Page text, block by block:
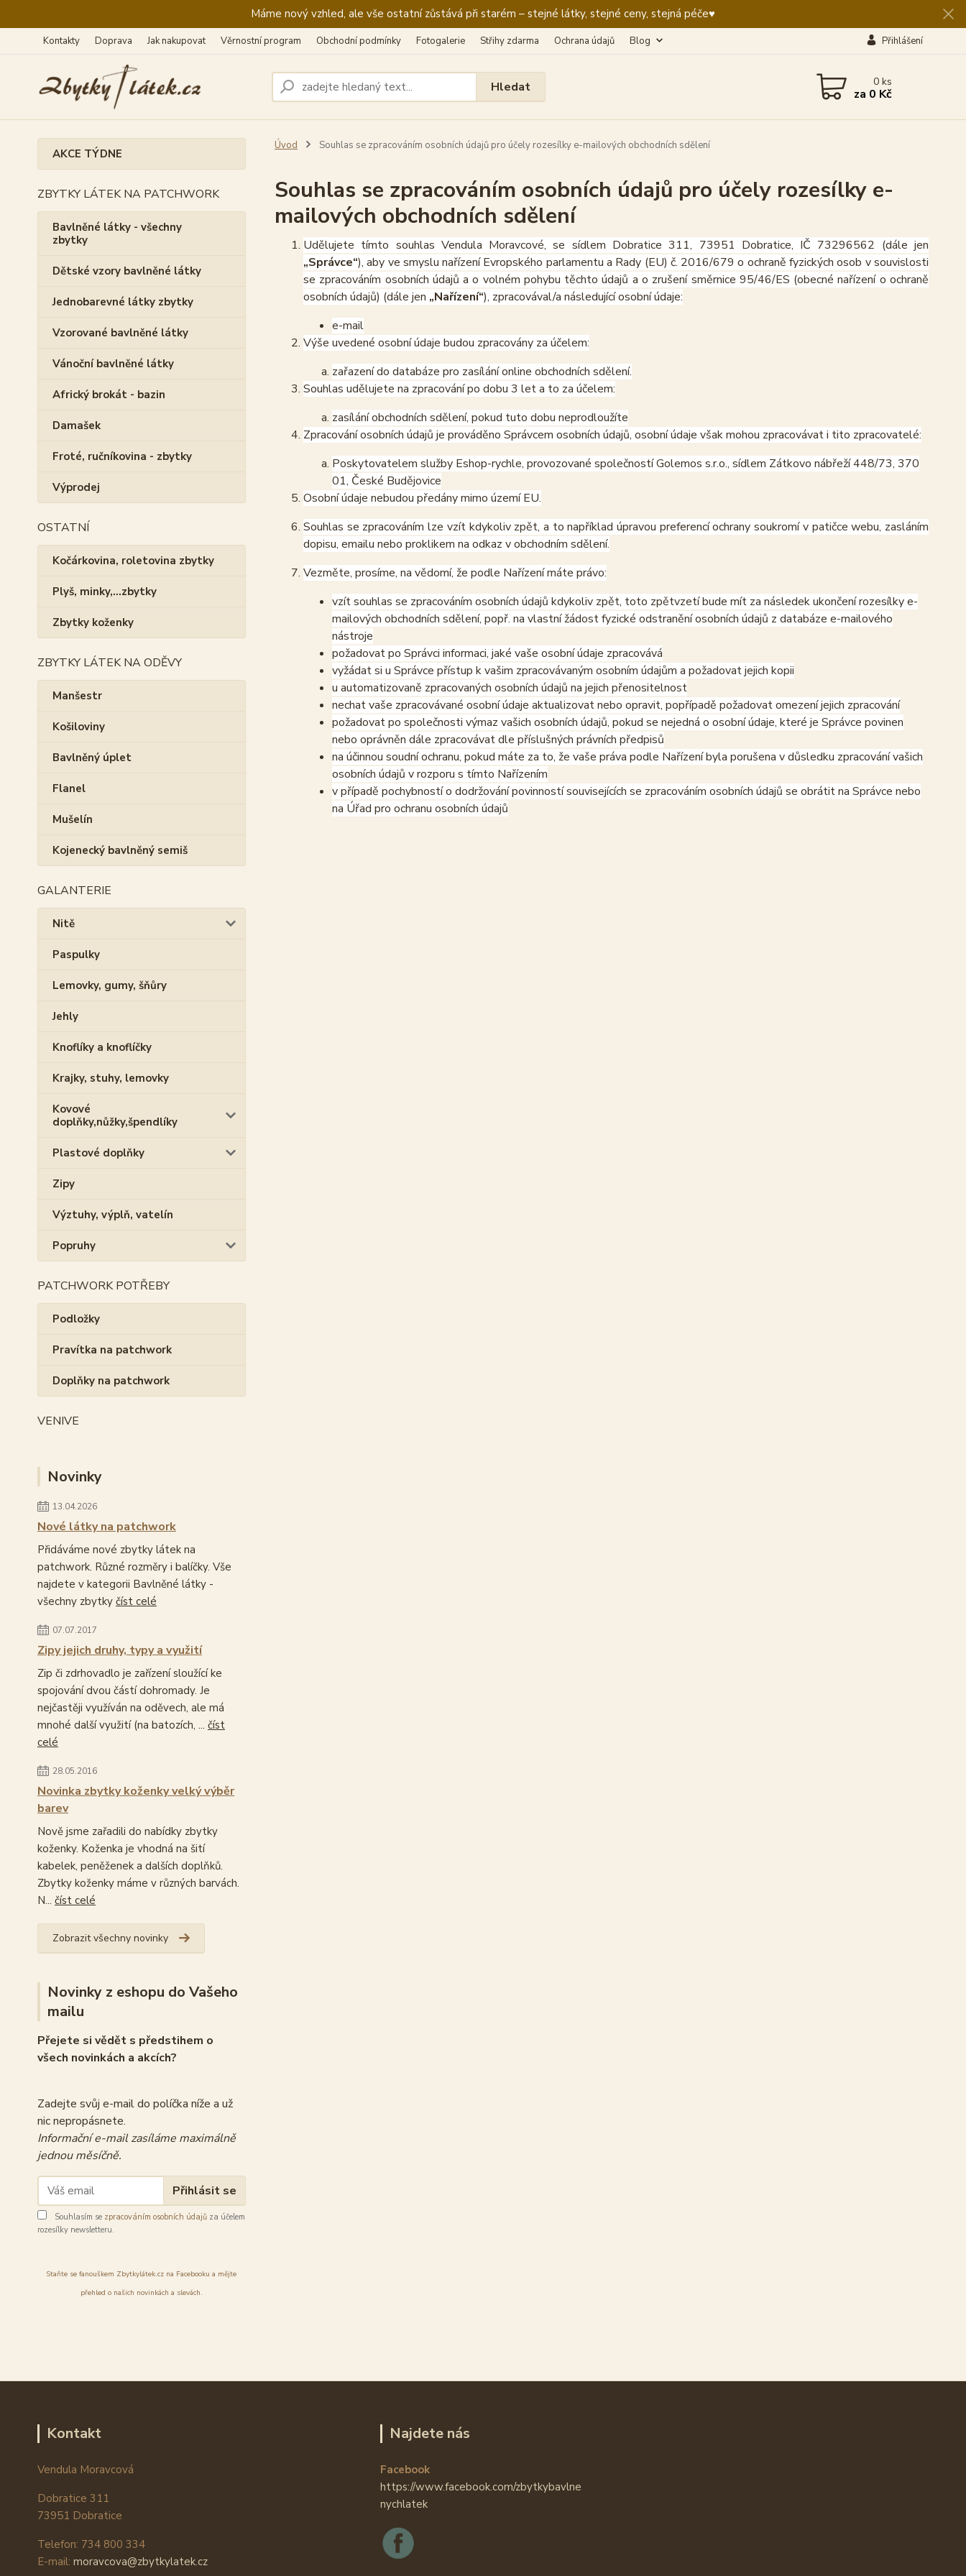
Máme nový vzhled, ale vše ostatní zůstává při starém – stejné látky, stejné ceny, stejná péče♥️
Kontakty Doprava Jak nakupovat Věrnostní program Obchodní podmínky Fotogalerie Střihy zdarma Ochrana údajů Blog Přihlášení
Hledat 0ks
za 0 Kč
AKCE TÝDNE
ZBYTKY LÁTEK NA PATCHWORK
Bavlněné látky - všechny
zbytky
Dětské vzory bavlněné látky
Jednobarevné látky zbytky
Vzorované bavlněné látky
Vánoční bavlněné látky
Africký brokát - bazin
Damašek
Froté, ručníkovina - zbytky
Výprodej
OSTATNÍ
Kočárkovina, roletovina zbytky
Plyš, minky,...zbytky
Zbytky koženky
ZBYTKY LÁTEK NA ODĚVY
Manšestr
Košiloviny
Bavlněný úplet
Flanel
Mušelín
Kojenecký bavlněný semiš
GALANTERIE
Nitě
Paspulky
Lemovky, gumy, šňůry
Jehly
Knoflíky a knoflíčky
Krajky, stuhy, lemovky
Kovové
doplňky,nůžky,špendlíky
Plastové doplňky
Zipy
Výztuhy, výplň, vatelín
Popruhy
PATCHWORK POTŘEBY
Podložky
Pravítka na patchwork
Doplňky na patchwork
VENIVE
Novinky
13.04.2026
Nové látky na patchwork
Přidáváme nové zbytky látek na
patchwork. Různé rozměry i balíčky. Vše
najdete v kategorii Bavlněné látky -
všechny zbytky číst celé
07.07.2017
Zipy jejich druhy, typy a využití
Zip či zdrhovadlo je zařízení sloužící ke
spojování dvou částí dohromady. Je
nejčastěji využíván na oděvech, ale má
mnohé další využití (na batozích, ... číst
celé
28.05.2016
Novinka zbytky koženky velký výběr
barev
Nově jsme zařadili do nabídky zbytky
koženky. Koženka je vhodná na šití
kabelek, peněženek a dalších doplňků.
Zbytky koženky máme v různých barvách.
N... číst celé
Zobrazit všechny novinky
Novinky z eshopu do Vašeho
mailu
Přejete si vědět s předstihem o
všech novinkách a akcích?
Zadejte svůj e-mail do políčka níže a už
nic nepropásnete.
Informační e-mail zasíláme maximálně
jednou měsíčně.
Přihlásit se
Souhlasím se zpracováním osobních údajů za účelem
rozesílky newsletteru.
Staňte se fanouškem Zbytkylátek.cz na Facebooku a mějte
přehled o našich novinkách a slevách.
Úvod Souhlas se zpracováním osobních údajů pro účely rozesílky e-mailových obchodních sdělení
Souhlas se zpracováním osobních údajů pro účely rozesílky e-
mailových obchodních sdělení
Udělujete tímto souhlas Vendula Moravcové, se sídlem Dobratice 311, 73951 Dobratice, IČ 73296562 (dále jen
„Správce“), aby ve smyslu nařízení Evropského parlamentu a Rady (EU) č. 2016/679 o ochraně fyzických osob v souvislosti
se zpracováním osobních údajů a o volném pohybu těchto údajů a o zrušení směrnice 95/46/ES (obecné nařízení o ochraně
osobních údajů) (dále jen „Nařízení“), zpracovával/a následující osobní údaje:
e-mail
Výše uvedené osobní údaje budou zpracovány za účelem:
zařazení do databáze pro zasílání online obchodních sdělení.
Souhlas udělujete na zpracování po dobu 3 let a to za účelem:
zasílání obchodních sdělení, pokud tuto dobu neprodloužíte
Zpracování osobních údajů je prováděno Správcem osobních údajů, osobní údaje však mohou zpracovávat i tito zpracovatelé:
Poskytovatelem služby Eshop-rychle, provozované společností Golemos s.r.o., sídlem Zátkovo nábřeží 448/73, 370
01, České Budějovice
Osobní údaje nebudou předány mimo území EU.
Souhlas se zpracováním lze vzít kdykoliv zpět, a to například úpravou preferencí ochrany soukromí v patičce webu, zasláním
dopisu, emailu nebo proklikem na odkaz v obchodním sdělení.
Vezměte, prosíme, na vědomí, že podle Nařízení máte právo:
vzít souhlas se zpracováním osobních údajů kdykoliv zpět, toto zpětvzetí bude mít za následek ukončení rozesílky e-
mailových obchodních sdělení, popř. na vlastní žádost fyzické odstranění osobních údajů z databáze e-mailového
nástroje
požadovat po Správci informaci, jaké vaše osobní údaje zpracovává
vyžádat si u Správce přístup k vašim zpracovávaným osobním údajům a požadovat jejich kopii
u automatizovaně zpracovaných osobních údajů na jejich přenositelnost
nechat vaše zpracovávané osobní údaje aktualizovat nebo opravit, popřípadě požadovat omezení jejich zpracování
požadovat po společnosti výmaz vašich osobních údajů, pokud se nejedná o osobní údaje, které je Správce povinen
nebo oprávněn dále zpracovávat dle příslušných právních předpisů
na účinnou soudní ochranu, pokud máte za to, že vaše práva podle Nařízení byla porušena v důsledku zpracování vašich
osobních údajů v rozporu s tímto Nařízením
v případě pochybností o dodržování povinností souvisejících se zpracováním osobních údajů se obrátit na Správce nebo
na Úřad pro ochranu osobních údajů
Kontakt
Vendula Moravcová
Dobratice 311
73951 Dobratice
Telefon: 734 800 334
E-mail: moravcova@zbytkylatek.cz
Najdete nás
Facebook
https://www.facebook.com/zbytkybavlne
nychlatek